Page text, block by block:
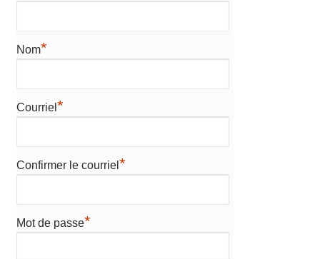
Nom*
Courriel *
Confirmer le courriel *
Mot de passe*